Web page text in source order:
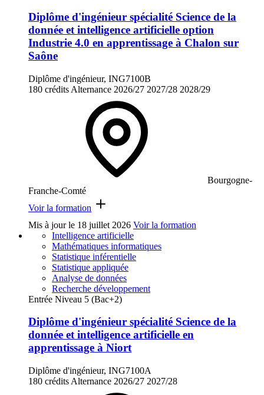
Diplôme d'ingénieur spécialité Science de la
donnée et intelligence artificielle option
Industrie 4.0 en apprentissage à Chalon sur
Saône
Diplôme d'ingénieur, ING7100B
180 crédits Alternance 2026/27 2027/28 2028/29
Bourgogne-
Franche-Comté
Voir la formation
Mis à jour le 18 juillet 2026 Voir la formation
Intelligence artificielle
Mathématiques informatiques
Statistique inférentielle
Statistique appliquée
Analyse de données
Recherche développement
Entrée Niveau 5 (Bac+2)
Diplôme d'ingénieur spécialité Science de la
donnée et intelligence artificielle en
apprentissage à Niort
Diplôme d'ingénieur, ING7100A
180 crédits Alternance 2026/27 2027/28